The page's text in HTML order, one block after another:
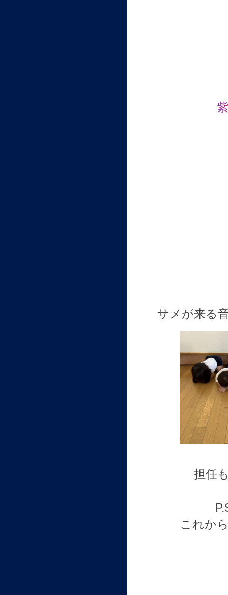
紫
サメが来る
担任
これか